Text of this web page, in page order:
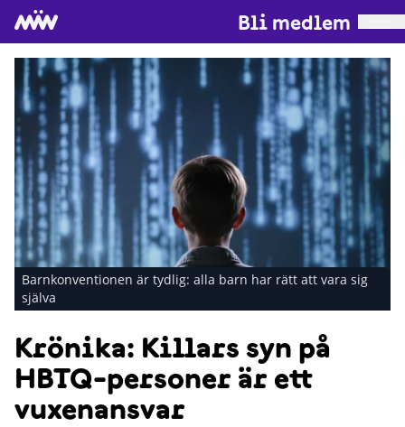
Bli medlem
Barnkonventionen är tydlig: alla barn har rätt att vara sig
själva
Krönika: Killars syn på
HBTQ-personer är ett
vuxenansvar